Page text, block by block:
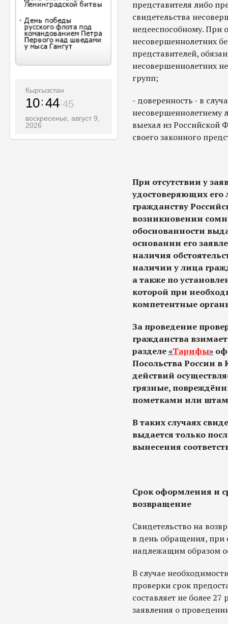
Кыргызстан
10 44 47
воскресенье, август 9,
2026
представителя либо
свидетельства
недееспособному. При
несовершеннолетних
представителей,
несовершеннолетних
групп;
- доверенность - в
несовершеннолетнему
выехал из Российской
своего законного
При отсутствии у
удостоверяющих его
гражданству
возникновении
обоснованности
основании его
наличия
наличии у лица
а также по
которой при
компетентные
За проведение
гражданства
разделе«Тарифы»
Посольства России в
действий
грязные,
пометками или
В таких случаях
выдается только
вынесения
Срок оформления и
возвращение
Свидетельство на
в день обращения, при
надлежащим образом
В случае
проверки срок
составляет не более
заявления о